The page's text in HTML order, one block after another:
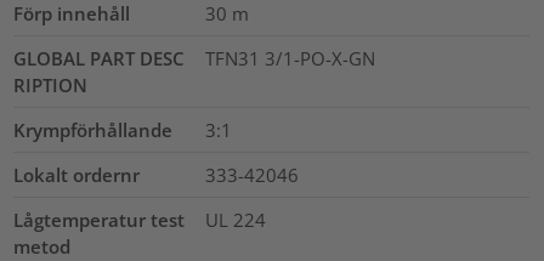
Förp innehåll 30 m
GLOBAL PART DESC
RIPTION
TFN31 3/1-PO-X-GN
Krympförhållande
3:1
Lokalt ordernr
333-42046
Lågtemperatur test
metod
UL 224